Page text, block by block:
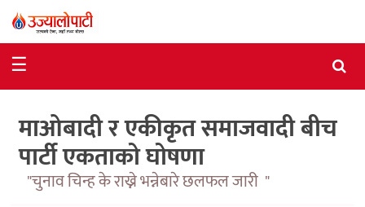
राजनीति
विशेष
आर्थिक
विचार
☰
माओबादी र एकीकृत समाजवादी बीच
पार्टी एकताको घोषणा
"चुनाव चिन्ह के राख्ने भन्नेबारे छलफल जारी "